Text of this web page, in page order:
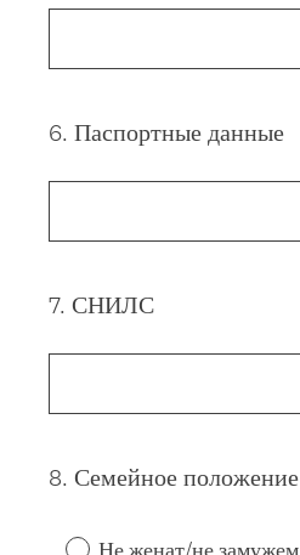
Question
6. Паспортные данные
Question
7. СНИЛС
Question
8. Семейное положение